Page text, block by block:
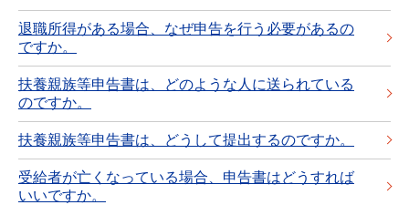
退職所得がある場合、なぜ申告を行う必要があるの
ですか。
扶養親族等申告書は、どのような人に送られている
のですか。
扶養親族等申告書は、どうして提出するのですか。
受給者が亡くなっている場合、申告書はどうすれば
いいですか。